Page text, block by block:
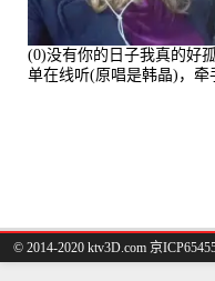
(0)没有你的日子我真的好孤
单在线听(原唱是韩晶)，牵
© 2014-2020 ktv3D.com 京